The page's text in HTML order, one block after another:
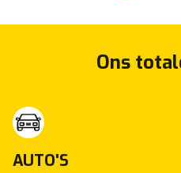
Ons
AUTO'S